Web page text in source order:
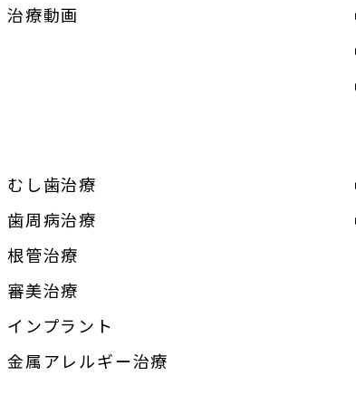
治療動画
むし歯治療
歯周病治療
根管治療
審美治療
インプラント
金属アレルギー治療